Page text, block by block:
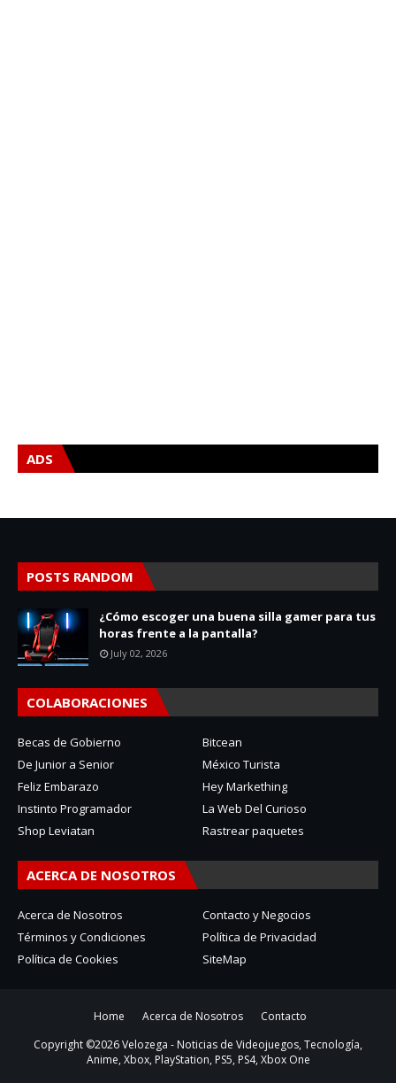
ADS
POSTS RANDOM
¿Cómo escoger una buena silla gamer para tus
horas frente a la pantalla?
July 02, 2026
COLABORACIONES
Becas de Gobierno
Bitcean
De Junior a Senior
México Turista
Feliz Embarazo
Hey Markething
Instinto Programador
La Web Del Curioso
Shop Leviatan
Rastrear paquetes
ACERCA DE NOSOTROS
Acerca de Nosotros
Contacto y Negocios
Términos y Condiciones
Política de Privacidad
Política de Cookies
SiteMap
Home Acerca de Nosotros
Contacto
Copyright ©2026Velozega - Noticias de Videojuegos, Tecnología,
Anime, Xbox, PlayStation, PS5, PS4, Xbox One